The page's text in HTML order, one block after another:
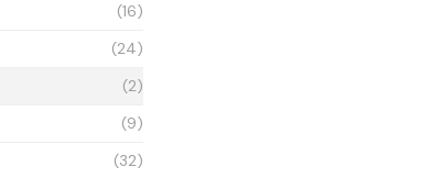
(16)
(24)
(2)
(9)
(32)